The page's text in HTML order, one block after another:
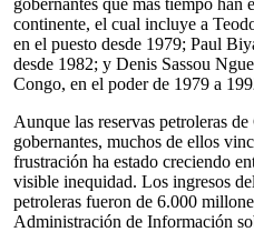
gobernantes que más tiempo han
continente, el cual incluye a
en el puesto desde 1979; Paul
desde 1982; y Denis Sassou
Congo, en el poder de 1979 a
Aunque las reservas petroleras
gobernantes, muchos de ellos
frustración ha estado creciendo
visible inequidad. Los ingresos
petroleras fueron de 6.000
Administración de Información